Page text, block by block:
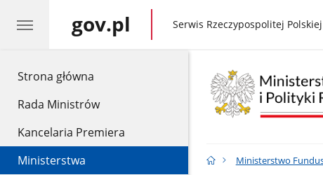
Strona główna
Rada Ministrów
Kancelaria Premiera
Ministerstwa
gov.pl gov.pl
Serwis Rzeczypospolitej Polskiej
Ministerstwo